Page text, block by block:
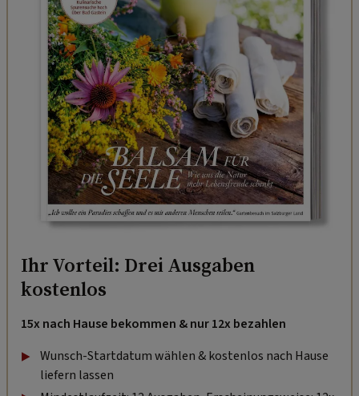
Ihr Vorteil: Drei Ausgaben
kostenlos
15x nach Hause bekommen & nur 12x bezahlen
Wunsch-Startdatum wählen & kostenlos nach Hause
liefern lassen